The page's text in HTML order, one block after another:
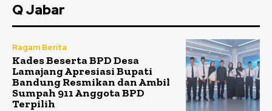
Q Jabar
Ragam Berita
Kades Beserta BPD Desa
Lamajang Apresiasi Bupati
Bandung Resmikan dan Ambil
Sumpah 911 Anggota BPD
Terpilih